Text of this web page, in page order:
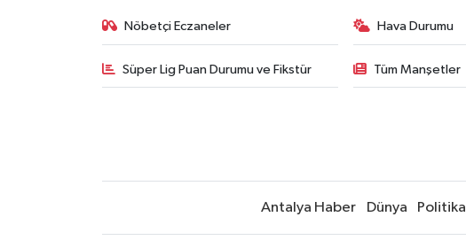
Nöbetçi Eczaneler Hava Durumu
Süper Lig Puan Durumu ve Fikstür Tüm Manşetler
Antalya Haber Dünya Politika